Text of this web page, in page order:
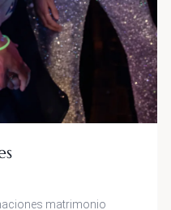
matrimonio